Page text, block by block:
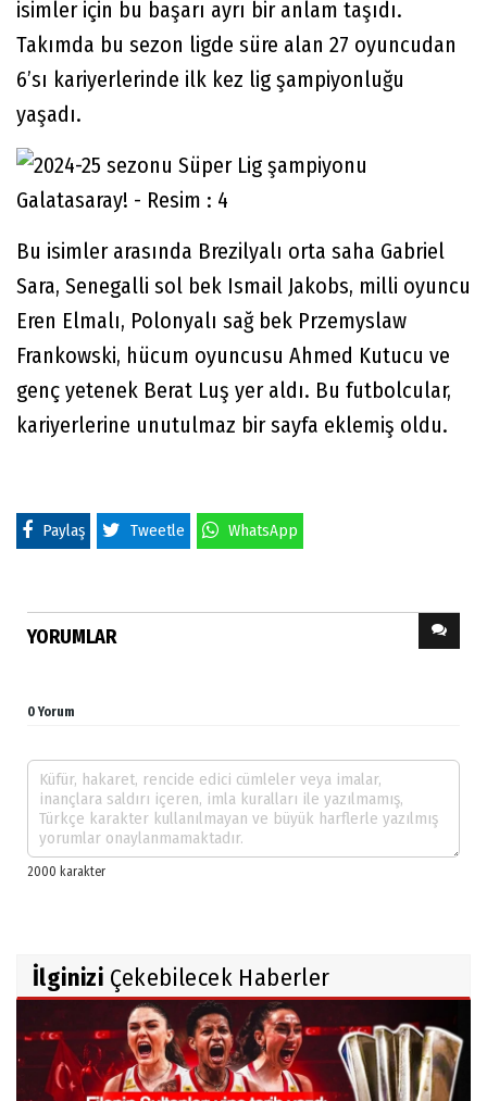
isimler için bu başarı ayrı bir anlam taşıdı.
Takımda bu sezon ligde süre alan 27 oyuncudan
6’sı kariyerlerinde ilk kez lig şampiyonluğu
yaşadı.
Bu isimler arasında Brezilyalı orta saha Gabriel
Sara, Senegalli sol bek Ismail Jakobs, milli oyuncu
Eren Elmalı, Polonyalı sağ bek Przemyslaw
Frankowski, hücum oyuncusu Ahmed Kutucu ve
genç yetenek Berat Luş yer aldı. Bu futbolcular,
kariyerlerine unutulmaz bir sayfa eklemiş oldu.
Paylaş Tweetle WhatsApp
YORUMLAR
0 Yorum
İlginizi Çekebilecek Haberler